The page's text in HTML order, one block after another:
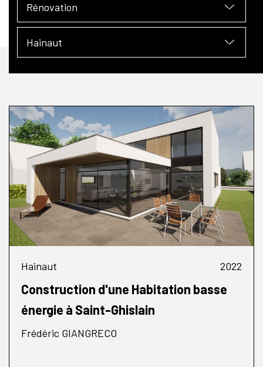
Rénovation
Hainaut
Hainaut 2022
Construction d'une Habitation basse
énergie à Saint-Ghislain
Frédéric GIANGRECO